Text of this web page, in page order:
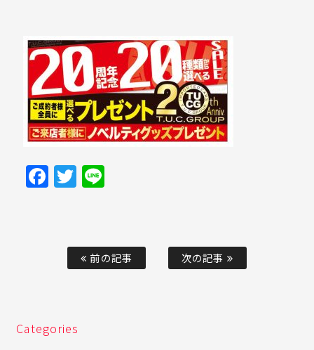
Facebook
Twitter
前の記事 次の記事
Categories